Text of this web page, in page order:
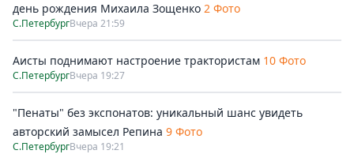
день рождения Михаила Зощенко 2 Фото
С.ПетербургВчера 21:59
Аисты поднимают настроение трактористам 10 Фото
С.ПетербургВчера 19:27
"Пенаты" без экспонатов: уникальный шанс увидеть
авторский замысел Репина 9 Фото
С.ПетербургВчера 19:21